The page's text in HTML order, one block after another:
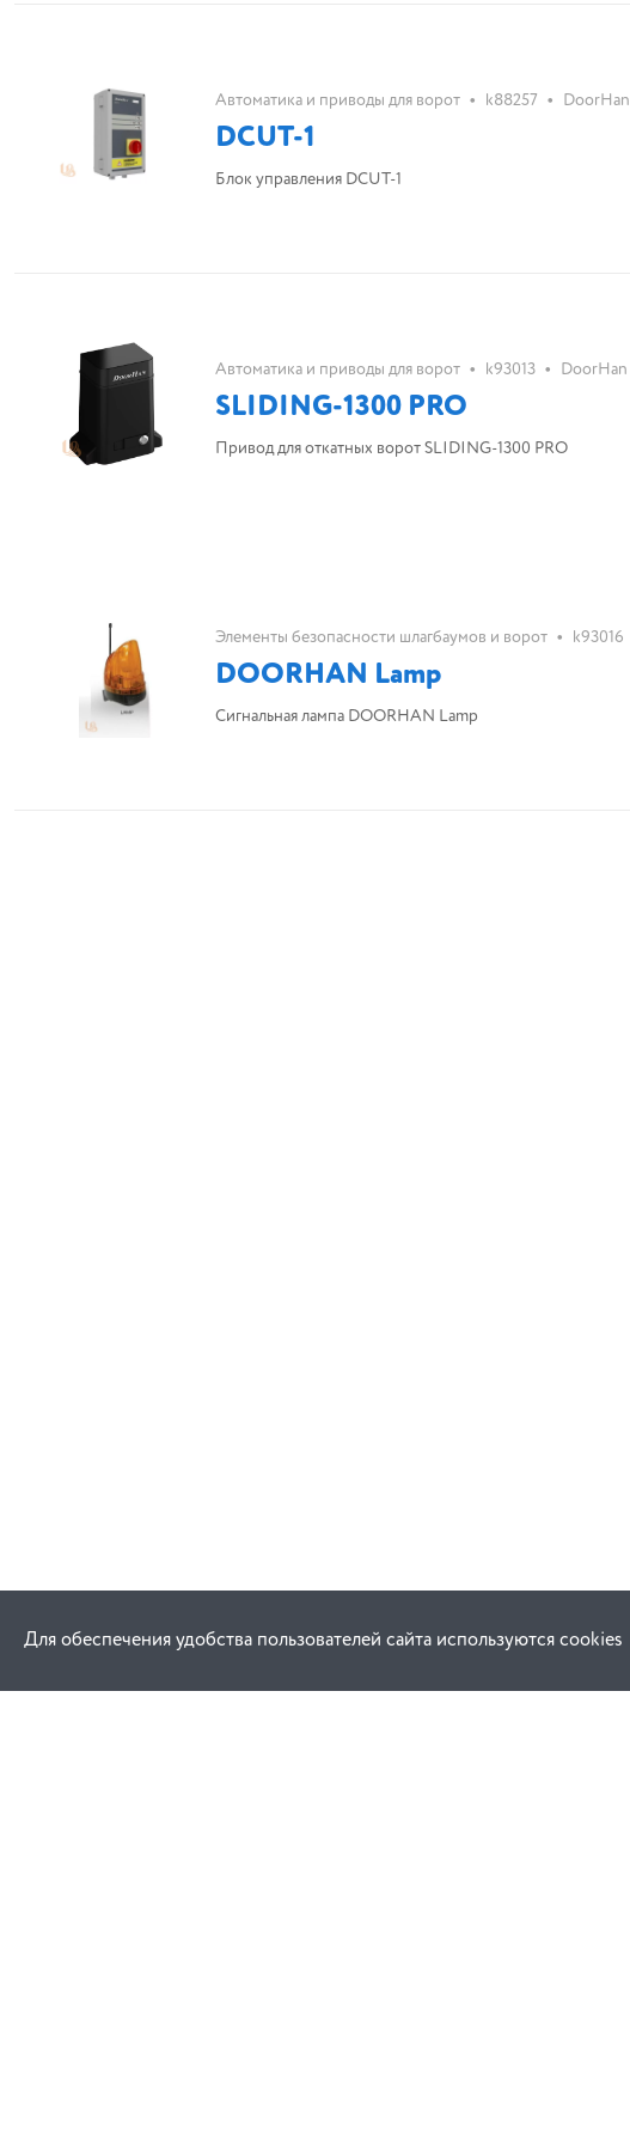
Автоматика и приводы для ворот • k88257 • DoorHan
DCUT-1
Блок управления DCUT-1
Автоматика и приводы для ворот • k93013 • DoorHan
SLIDING-1300 PRO
Привод для откатных ворот SLIDING-1300 PRO
Элементы безопасности шлагбаумов и ворот • k93016
DOORHAN Lamp
Сигнальная лампа DOORHAN Lamp
Для обеспечения удобства пользователей сайта используются cookies